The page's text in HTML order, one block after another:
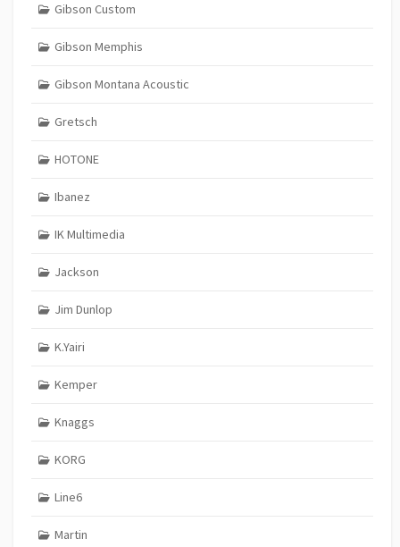
Gibson Custom
Gibson Memphis
Gibson Montana Acoustic
Gretsch
HOTONE
Ibanez
IK Multimedia
Jackson
Jim Dunlop
K.Yairi
Kemper
Knaggs
KORG
Line6
Martin